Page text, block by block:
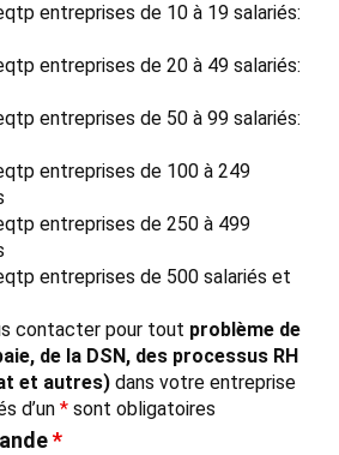
entreprises de 10 à 19 salariés:
entreprises de 20 à 49 salariés:
entreprises de 50 à 99 salariés:
entreprises de 100 à 249
entreprises de 250 à 499
entreprises de 500 salariés et
contacter pour tout problème de
de la DSN, des processus RH
et autres) dans votre entreprise
d’un * sont obligatoires
*